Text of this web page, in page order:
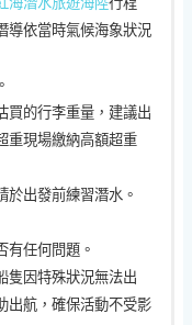
導依當時氣候海象狀況
買的行李重量，建議出
重現場繳納高額超重
於出發前練習潛水。
有任何問題。
隻因特殊狀況無法出
出航，確保活動不受影